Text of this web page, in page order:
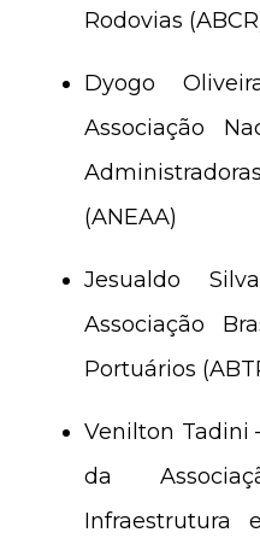
Rodovias
Dyogo
Associação
(ANEAA)
Jesualdo
Associação
Portuários
Venilton Tadini
da
Infraestrutura